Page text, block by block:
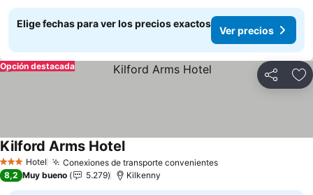
Elige fechas para ver los precios exactos
Ver precios
Compartir
Opción destacada
3 Estrellas
Hotel Conexiones de transporte convenientesVer precios
Kilford Arms HotelVer precios
8,2 Muy bueno 5.279 Kilkenny